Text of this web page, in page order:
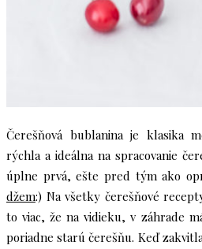
Čerešňová bublanina je klasika
rýchla a ideálna na spracovanie
úplne prvá, ešte pred tým ako
džem:) Na všetky čerešňové
to viac, že na vidieku, v záhrade
poriadne starú čerešňu. Keď